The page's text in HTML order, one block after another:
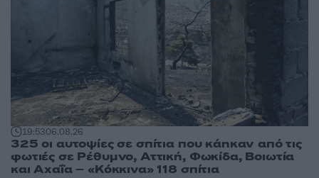
19:5306.08.26
325 οι αυτοψίες σε σπίτια που κάηκαν από τις
φωτιές σε Ρέθυμνο, Αττική, Φωκίδα, Βοιωτία
και Αχαΐα – «Κόκκινα» 118 σπίτια